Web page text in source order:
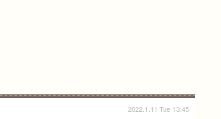
2022.1.11 Tue 13:45